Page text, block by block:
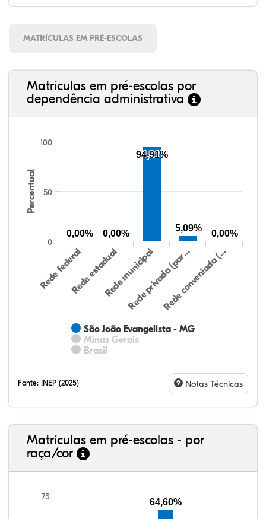
MATRÍCULAS EM PRÉ-ESCOLAS
Matrículas em pré-escolas por
dependência administrativa
Percentual
São João Evangelista - MG
Minas Gerais
Brasil
Rede federalRede estadualRede municipal
Rede privada (par…Rede conveniada (…
0
50
100
0,00% 0,00%
94,91%
5,09%
0,00%
Fonte: INEP (2025) Notas Técnicas
Matrículas em pré-escolas - por
raça/cor
75
64,60%